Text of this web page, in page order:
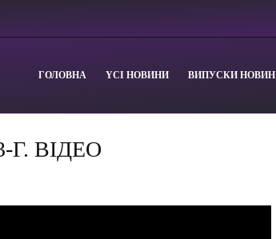
ГОЛОВНА YСІ НОВИНИ ВИПУСКИ НОВИН
Г. ВІДЕО